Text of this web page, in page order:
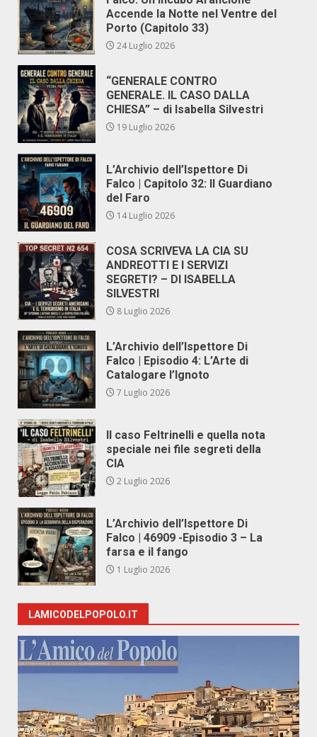
Accende la Notte nel Ventre del
Porto (Capitolo 33)
24 Luglio 2026
“GENERALE CONTRO
GENERALE. IL CASO DALLA
CHIESA” – di Isabella Silvestri
19 Luglio 2026
L’Archivio dell’Ispettore Di
Falco | Capitolo 32: Il Guardiano
del Faro
14 Luglio 2026
COSA SCRIVEVA LA CIA SU
ANDREOTTI E I SERVIZI
SEGRETI? – DI ISABELLA
SILVESTRI
8 Luglio 2026
L’Archivio dell’Ispettore Di
Falco | Episodio 4: L’Arte di
Catalogare l’Ignoto
7 Luglio 2026
Il caso Feltrinelli e quella nota
speciale nei file segreti della
CIA
2 Luglio 2026
L’Archivio dell’Ispettore Di
Falco | 46909 -Episodio 3 – La
farsa e il fango
1 Luglio 2026
LAMICODELPOPOLO.IT